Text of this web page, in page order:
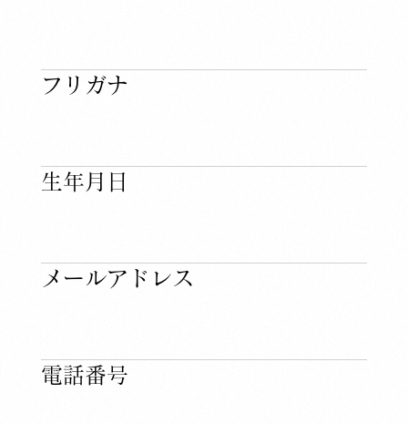
フリガナ​
​生年月日
​メールアドレス
​電話番号